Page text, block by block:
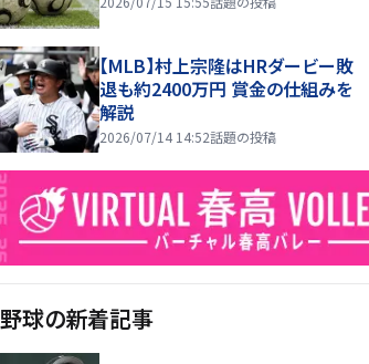
【MLB】村上宗隆はHRダービー敗
退も約2400万円 賞金の仕組みを
解説
2026/07/14 14:52話題の投稿
野球の新着記事